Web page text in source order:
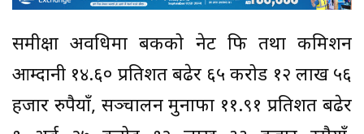
समीक्षा अवधिमा बैंकको नेट फि तथा कमिशन
आम्दानी १४.६० प्रतिशत बढेर ६५ करोड १२ लाख ५६
हजार रुपैयाँ, सञ्चालन मुनाफा ११.९१ प्रतिशत बढेर